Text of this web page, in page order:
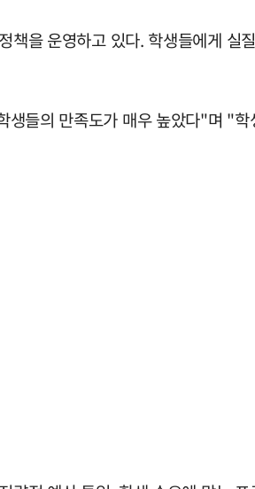
을 운영하고 있다. 학생들에게 실
들의 만족도가 매우 높았다"며 "